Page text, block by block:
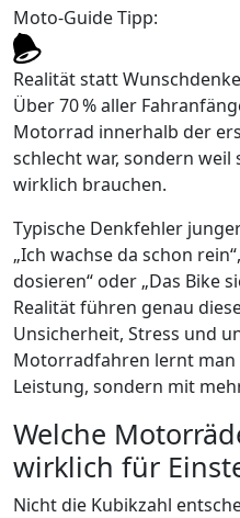
Moto-Guide Tipp:
Realität statt
Über 70 % aller
Motorrad innerhalb der
schlecht war, sondern weil
wirklich brauchen.
Typische Denkfehler
„Ich wachse da schon
dosieren“ oder „Das Bike
Realität führen genau
Unsicherheit, Stress und
Motorradfahren lernt
Leistung, sondern mit
Welche
wirklich für
Nicht die Kubikzahl